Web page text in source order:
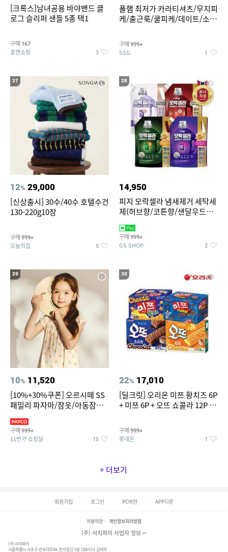
[크록스]남녀공용 바야밴드 클
로그 슬리퍼 샌들 5종 택1
구매 167
홈앤쇼핑 3
폴햄 최저가 카라티셔츠/무지피
케/출근룩/쿨피케/데이트/소로
구매 999+
SSG 1
27
12% 29,000
[신상출시] 30수/40수 호텔수건
130-220g10장
구매 999+
오늘의집 5
28
14,950
피지 모락셀라 냄새제거 세탁세
제(허브향/코튼향/샌달우드향/
택1
구매 999+
GS SHOP 2
29
10% 11,520
[10%+30%쿠폰] 오르시떼 SS
패밀리 파자마/잠옷/아동잠옷/
구매 999+
11번가 쇼킹딜 15
30
22% 17,010
[딜크릿] 오리온 미쯔 황치즈 6P
+ 미쯔 6P + 오뜨 쇼콜라 12P +
구매 999+
롯데온 1
+ 더보기
회원가입 로그인 PC버전 APP다운
이용약관 개인정보처리방침
(주) 서치파이 사업자 정보
(주)서치파이
서울특별시 서초구 반포대로88, 반석빌딩 5층 대표이사 김태묵